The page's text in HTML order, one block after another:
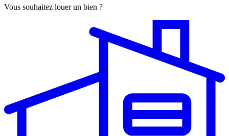
Vous souhaitez louer un bien ?